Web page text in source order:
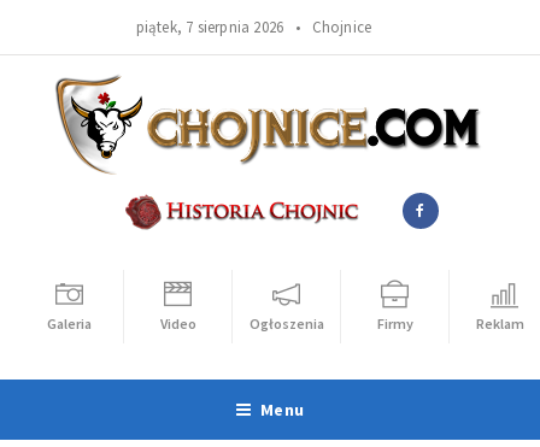
piątek, 7 sierpnia 2026 • Chojnice
Galeria Video Ogłoszenia Firmy Reklama
Menu